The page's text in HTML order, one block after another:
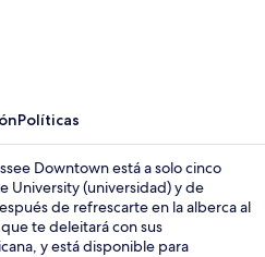
Políticas
Downtown está a solo cinco
University (universidad) y de
de refrescarte en la alberca al
te deleitará con sus
y está disponible para